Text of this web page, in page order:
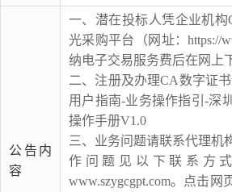
公告内
容
一、潜在投标人凭企业机
光采购平台（网址：https://
纳电子交易服务费后在网上
二、注册及办理CA数字证
用户指南-业务操作指引-深
操作手册V1.0
三、业务问题请联系代理机
作问题见以下联系方
www.szygcgpt.com。点击网